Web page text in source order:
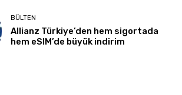
BÜLTEN
Allianz Türkiye’den hem sigortada
hem eSIM’de büyük indirim